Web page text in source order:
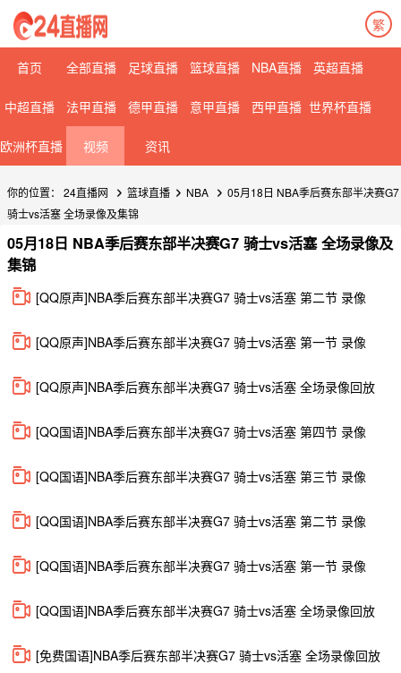
繁
首页 全部直播 足球直播 篮球直播 NBA直播 英超直播
中超直播 法甲直播 德甲直播 意甲直播 西甲直播 世界杯直播
欧洲杯直播 视频 资讯
你的位置： 24直播网 篮球直播 NBA
05月18日 NBA季后赛东部半决赛G7
骑士vs活塞 全场录像及集锦
05月18日 NBA季后赛东部半决赛G7 骑士vs活塞 全场录像及
集锦
[QQ原声]NBA季后赛东部半决赛G7 骑士vs活塞 第二节 录像
[QQ原声]NBA季后赛东部半决赛G7 骑士vs活塞 第一节 录像
[QQ原声]NBA季后赛东部半决赛G7 骑士vs活塞 全场录像回放
[QQ国语]NBA季后赛东部半决赛G7 骑士vs活塞 第四节 录像
[QQ国语]NBA季后赛东部半决赛G7 骑士vs活塞 第三节 录像
[QQ国语]NBA季后赛东部半决赛G7 骑士vs活塞 第二节 录像
[QQ国语]NBA季后赛东部半决赛G7 骑士vs活塞 第一节 录像
[QQ国语]NBA季后赛东部半决赛G7 骑士vs活塞 全场录像回放
[免费国语]NBA季后赛东部半决赛G7 骑士vs活塞 全场录像回放